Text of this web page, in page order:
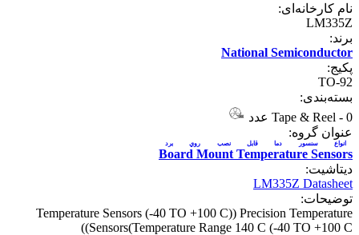
نام کارخانه‌ای:
LM335Z
برند:
National Semiconductor
پکیج:
TO-92
بسته‌بندی:
Tape & Reel - 0 عدد
عنوان گروه:
Board Mount Temperature Sensors
انواع سنسور دما قابل نصب روي برد
دیتاشیت:
LM335Z Datasheet
توضیحات:
Temperature Sensors (-40 TO +100 C)) Precision Temperature
Sensors(Temperature Range 140 C (-40 TO +100 C))